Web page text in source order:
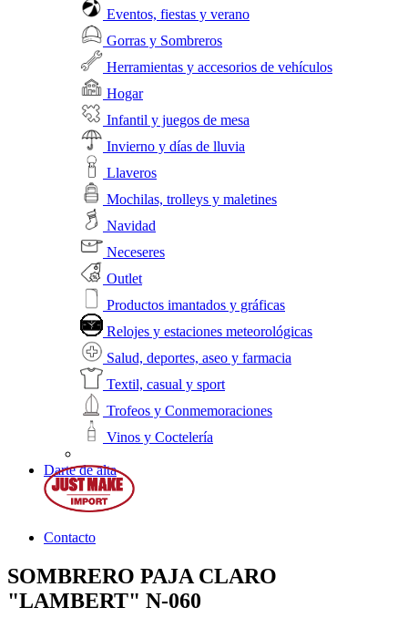
Eventos, fiestas y verano
Gorras y Sombreros
Herramientas y accesorios de vehículos
Hogar
Infantil y juegos de mesa
Invierno y días de lluvia
Llaveros
Mochilas, trolleys y maletines
Navidad
Neceseres
Outlet
Productos imantados y gráficas
Relojes y estaciones meteorológicas
Salud, deportes, aseo y farmacia
Textil, casual y sport
Trofeos y Conmemoraciones
Vinos y Coctelería
Darte de alta
Contacto
SOMBRERO PAJA CLARO
"LAMBERT" N-060